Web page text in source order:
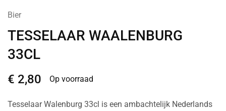
Bier
TESSELAAR WAALENBURG
33CL
€ 2,80 Op voorraad
Tesselaar Walenburg 33cl is een ambachtelijk Nederlands